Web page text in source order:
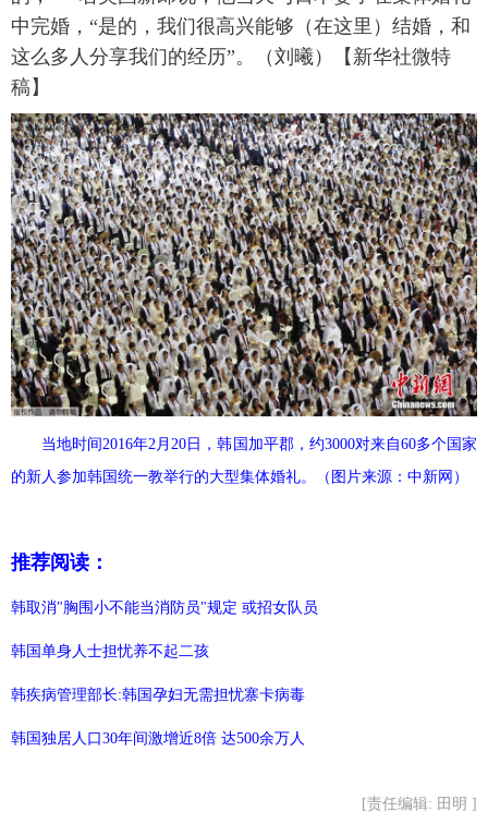
中完婚，“是的，我们很高兴能够（在这里）结婚，和
这么多人分享我们的经历”。（刘曦）【新华社微特
稿】
当地时间2016年2月20日，韩国加平郡，约3000对来自60多个国家
的新人参加韩国统一教举行的大型集体婚礼。（图片来源：中新网）
推荐阅读：
韩取消"胸围小不能当消防员"规定 或招女队员
韩国单身人士担忧养不起二孩
韩疾病管理部长:韩国孕妇无需担忧寨卡病毒
韩国独居人口30年间激增近8倍 达500余万人
[责任编辑: 田明 ]